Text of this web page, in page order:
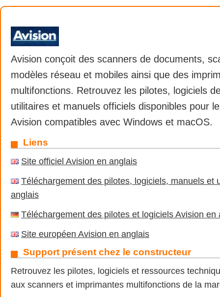
Avision conçoit des scanners de documents,
modèles réseau et mobiles ainsi que des
multifonctions. Retrouvez les pilotes, logiciels
utilitaires et manuels officiels disponibles pour
Avision compatibles avec Windows et macOS.
Liens
Site officiel Avision en anglais
Téléchargement des pilotes, logiciels, manuels et
anglais
Téléchargement des pilotes et logiciels Avision en
Site européen Avision en anglais
Support présent chez le constructeur
Retrouvez les pilotes, logiciels et ressources
aux scanners et imprimantes multifonctions de la